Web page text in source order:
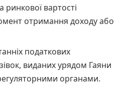
вартості
отримання доходу або
податкових
виданих урядом Гаяни
органами.